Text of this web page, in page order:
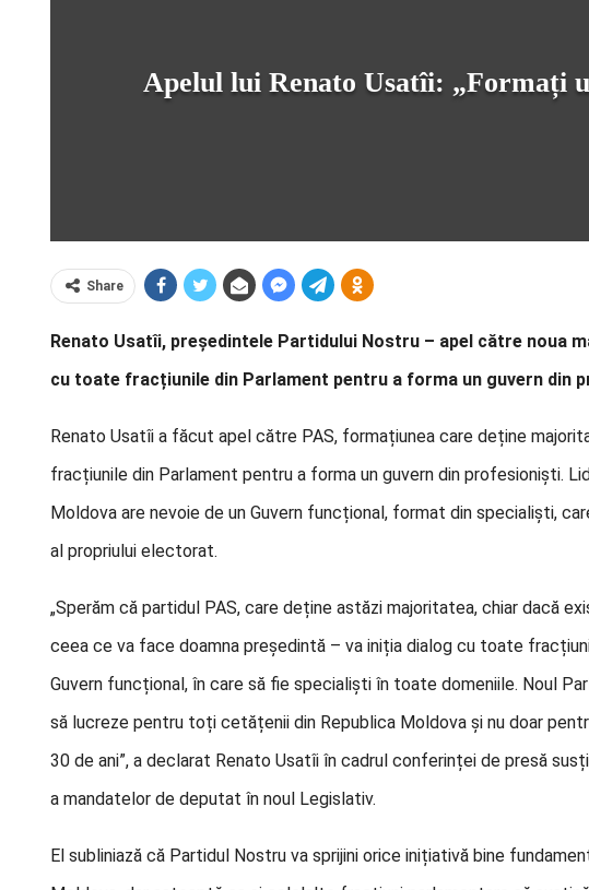
Apelul lui Renato Usatîi: „Formați
Share
Renato Usatîi, președintele Partidului Nostru – apel către noua
cu toate fracțiunile din Parlament pentru a forma un guvern din
Renato Usatîi a făcut apel către PAS, formațiunea care deține
fracțiunile din Parlament pentru a forma un guvern din profesioniști.
Moldova are nevoie de un Guvern funcțional, format din specialiști,
al propriului electorat.
„Sperăm că partidul PAS, care deține astăzi majoritatea, chiar dacă
ceea ce va face doamna președintă – va iniția dialog cu toate
Guvern funcțional, în care să fie specialiști în toate domeniile. Noul
să lucreze pentru toți cetățenii din Republica Moldova și nu doar
30 de ani”, a declarat Renato Usatîi în cadrul conferinței de presă
a mandatelor de deputat în noul Legislativ.
El subliniază că Partidul Nostru va sprijini orice inițiativă bine